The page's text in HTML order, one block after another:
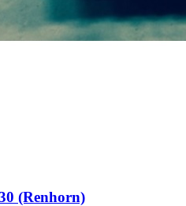
(Renhorn)